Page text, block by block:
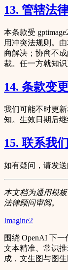
13. 管辖法
本条款受
用冲突法规则。
商解决；协商不
裁。任一方就知
14. 条款变更
我们可能不时更
知。生效日期后
15. 联系我们
如有疑问，请发
本文档为通用模
法律顾问审阅。
Imagine2
围绕 OpenAI 下
文本精准、常识
成，文生图与图生